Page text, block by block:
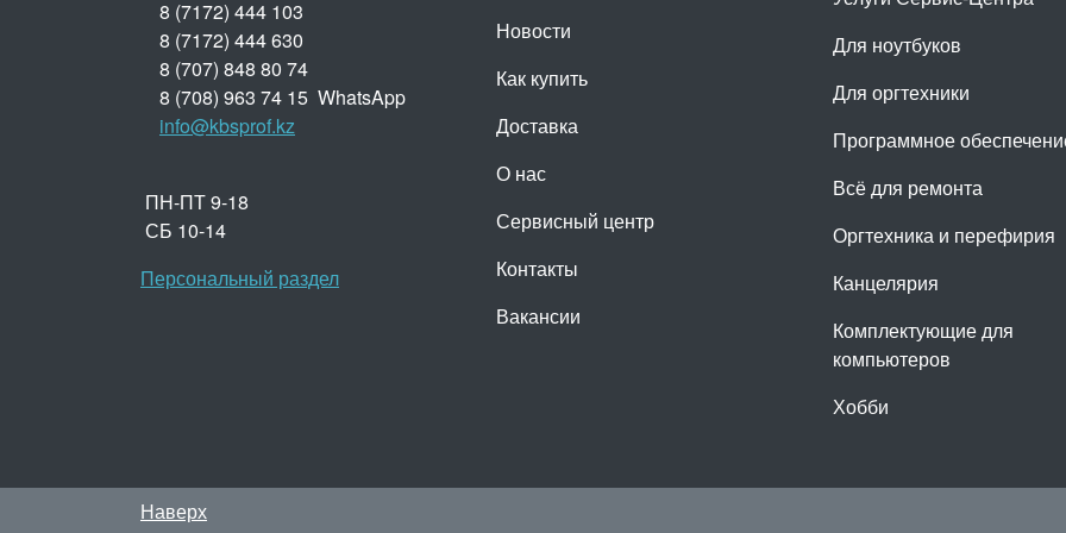
Новости
Как купить
Доставка
О нас
Сервисный центр
Контакты
Вакансии
Для ноутбуков
Для оргтехники
Программное
Всё для ремонта
Оргтехника и перефирия
Канцелярия
Комплектующие для
компьютеров
Хобби
8 (7172) 444 103
8 (7172) 444 630
8 (707) 848 80 74
8 (708) 963 74 15 WhatsApp
info@kbsprof.kz
ПН-ПТ 9-18
СБ 10-14
Персональный раздел
Наверх